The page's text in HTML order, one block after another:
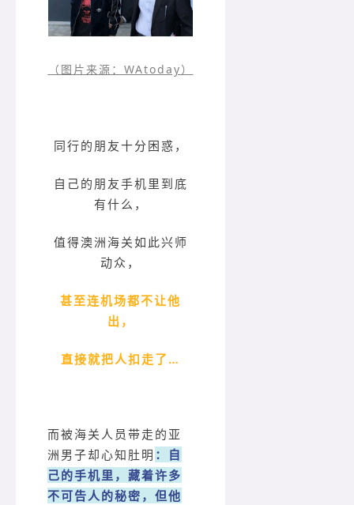
（图片来源：WAtoday）
同行的朋友十分困惑，
自己的朋友手机里到底
有什么，
值得澳洲海关如此兴师
动众，
甚至连机场都不让他
出，
直接就把人扣走了…
而被海关人员带走的亚
洲男子却心知肚明 ：自
己的手机里，藏着许多
不可告人的秘密，但他